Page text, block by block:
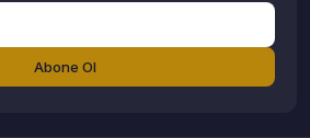
Abone Ol